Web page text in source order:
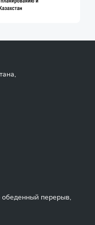
обеденный перерыв,